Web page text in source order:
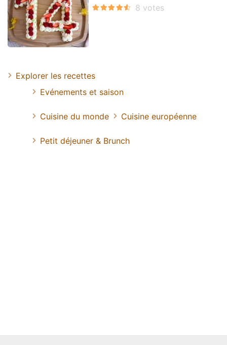
Explorer les recettes
Evénements et saison
Cuisine du monde Cuisine européenne
Petit déjeuner & Brunch